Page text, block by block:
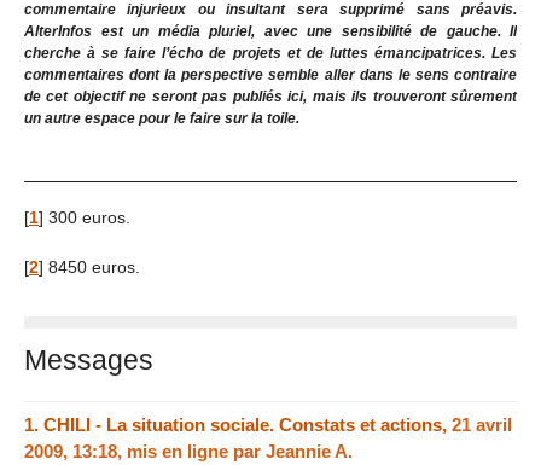
commentaire injurieux ou insultant sera supprimé sans préavis.
AlterInfos est un média pluriel, avec une sensibilité de gauche. Il
cherche à se faire l’écho de projets et de luttes émancipatrices. Les
commentaires dont la perspective semble aller dans le sens contraire
de cet objectif ne seront pas publiés ici, mais ils trouveront sûrement
un autre espace pour le faire sur la toile.
[1] 300 euros.
[2] 8450 euros.
Messages
1. CHILI - La situation sociale. Constats et actions, 21 avril
2009, 13:18, mis en ligne par Jeannie A.